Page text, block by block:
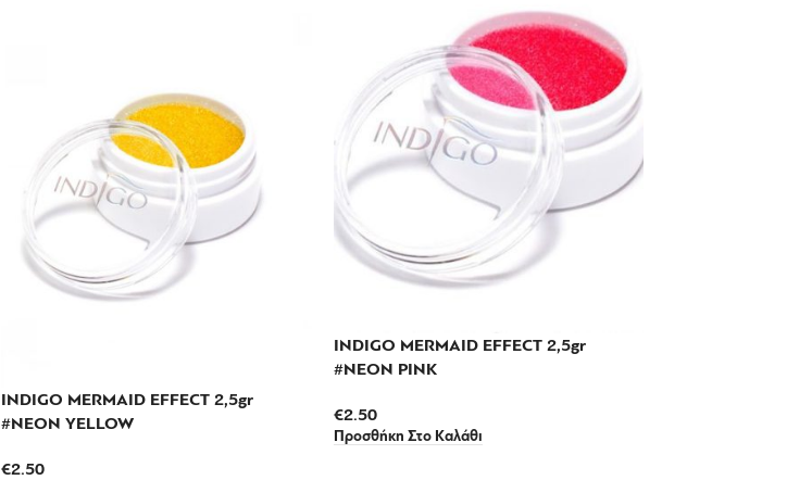
INDIGO MERMAID EFFECT 2,5gr
#NEON YELLOW
€2.50
INDIGO MERMAID EFFECT 2,5gr
#NEON PINK
€2.50
Προσθήκη Στο Καλάθι